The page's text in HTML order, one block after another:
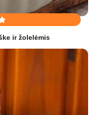
ir žolelėmis